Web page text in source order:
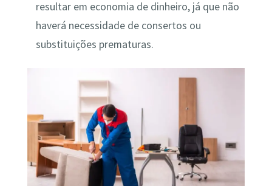
resultar em economia de dinheiro, já que não
haverá necessidade de consertos ou
substituições prematuras.